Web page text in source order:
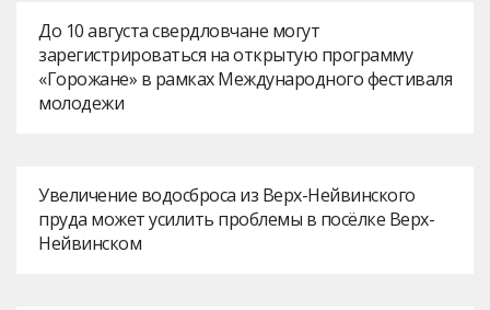
До 10 августа свердловчане могут
зарегистрироваться на открытую программу
«Горожане» в рамках Международного фестиваля
молодежи
Увеличение водосброса из Верх-Нейвинского
пруда может усилить проблемы в посёлке Верх-
Нейвинском